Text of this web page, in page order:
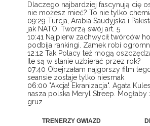
Dlaczego najbardziej fascynują cię
nie możesz mieć? To nie tylko
09:29 Turcja, Arabia Saudyjska i
jak NATO. Tworzą swój art. 5
10:41 Najpierw zachwycił twórców
podbija rankingi. Zamek robi
12:12 Tak Polacy też mogą
Ile są w stanie uzbierać przez rok?
07:40 Obejrzałam najgorszy film
seansie zostaje tylko niesmak
06:00 "Akcja! Ekranizacja". Agata
nasza polska Meryl Streep. Mogłaby
gruz
TRENERZY GWIAZD